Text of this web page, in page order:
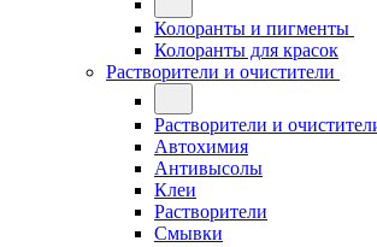
Колоранты и пигменты
Колоранты для красок
Растворители и очистители
Растворители и
Автохимия
Антивысолы
Клеи
Растворители
Смывки